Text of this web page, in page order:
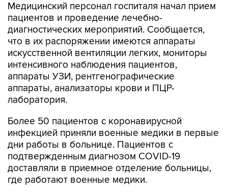
Медицинский персонал госпиталя начал прием
пациентов и проведение лечебно-
диагностических мероприятий. Сообщается,
что в их распоряжении имеются аппараты
искусственной вентиляции легких, мониторы
интенсивного наблюдения пациентов,
аппараты УЗИ, рентгенографические
аппараты, анализаторы крови и ПЦР-
лаборатория.
Более 50 пациентов с коронавирусной
инфекцией приняли военные медики в первые
дни работы в больнице. Пациентов с
подтвержденным диагнозом COVID-19
доставляли в приемное отделение больницы,
где работают военные медики.